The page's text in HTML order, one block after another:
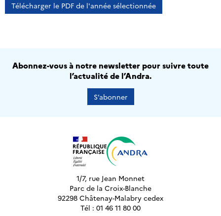
Télécharger le PDF de l'année sélectionnée
Abonnez-vous à notre newsletter pour suivre toute
l’actualité de l’Andra.
S’abonner
1/7, rue Jean Monnet
Parc de la Croix-Blanche
92298 Châtenay-Malabry cedex
Tél : 01 46 11 80 00